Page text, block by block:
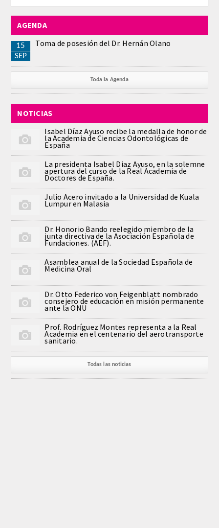
MEDICO-JURIDICAS
PREVENCION,PROMOCION DE LA
SALUD Y GESTION NUEVAS
TECNOLOGIAS SANITARIAS
ESTOMATOLOGIA MEDICO-
ODONTOLOGIA CONSERVADORA
ORTOGNATIA
NÚMERO
Alfabético
Número de Medalla
CORRESPONDIENTES
SUPERNUMERARIOS
CORRESPONDIENTES EXTRANJEROS
HISTÓRICO DE ACADÉMICOS
AGENDA
15
SEP
Toma de posesión del Dr. Hernán Olano
Toda la Agenda
NOTICIAS
Isabel Díaz Ayuso recibe la medalla de honor de
la Academia de Ciencias Odontológicas de
España
La presidenta Isabel Diaz Ayuso, en la solemne
apertura del curso de la Real Academia de
Doctores de España.
Julio Acero invitado a la Universidad de Kuala
Lumpur en Malasia
Dr. Honorio Bando reelegido miembro de la
junta directiva de la Asociación Española de
Fundaciones. (AEF).
Asamblea anual de la Sociedad Española de
Medicina Oral
Dr. Otto Federico von Feigenblatt nombrado
consejero de educación en misión permanente
ante la ONU
Prof. Rodríguez Montes representa a la Real
Academia en el centenario del aerotransporte
sanitario.
Todas las noticias